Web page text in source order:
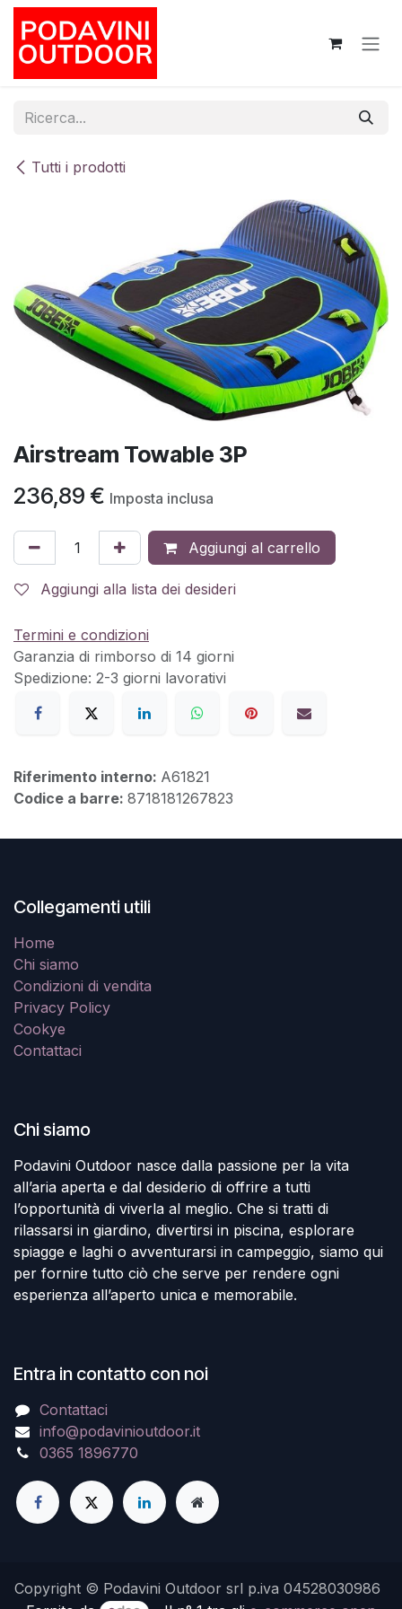
Passa al contenuto
Tutti i prodotti
Airstream Towable 3P
236,89 € Imposta inclusa
Aggiungi al carrello
Aggiungi alla lista dei desideri
Termini e condizioni
Garanzia di rimborso di 14 giorni
Spedizione: 2-3 giorni lavorativi
Riferimento interno: A61821
Codice a barre: 8718181267823
Collegamenti utili
Home
Chi siamo
Condizioni di vendita
Privacy Policy
Cookye
Contattaci
Chi siamo
Podavini Outdoor nasce dalla passione per la vita
all’aria aperta e dal desiderio di offrire a tutti
l’opportunità di viverla al meglio. Che si tratti di
rilassarsi in giardino, divertirsi in piscina, esplorare
spiagge e laghi o avventurarsi in campeggio, siamo qui
per fornire tutto ciò che serve per rendere ogni
esperienza all’aperto unica e memorabile.
Entra in contatto con noi
Contattaci
info@podavinioutdoor.it
0365 1896770
Copyright © Podavini Outdoor srl p.iva 04528030986